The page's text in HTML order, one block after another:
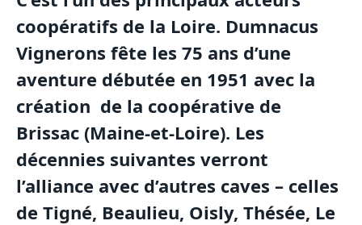
coopératifs de la Loire. Dumnacus
Vignerons fête les 75 ans d’une
aventure débutée en 1951 avec la
création de la coopérative de
Brissac (Maine-et-Loire). Les
décennies suivantes verront
l’alliance avec d’autres caves – celles
de Tigné, Beaulieu, Oisly, Thésée, Le